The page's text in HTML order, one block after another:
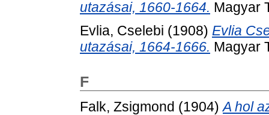
utazásai, 1660-1664. Magyar
Evlia, Cselebi (1908) Evlia
utazásai, 1664-1666. Magyar
F
Falk, Zsigmond (1904)A hol